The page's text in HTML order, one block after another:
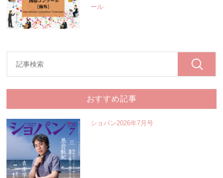
ール
おすすめ記事
ショパン2026年7月号